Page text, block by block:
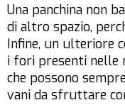
Una panchina non
di altro spazio,
Infine, un ulteriore
i fori presenti
che possono
vani da sfruttare